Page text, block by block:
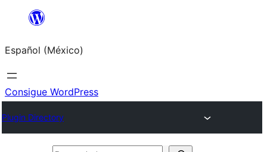
Saltar
contenido
Español (México)
Consigue WordPress
Plugin Directory